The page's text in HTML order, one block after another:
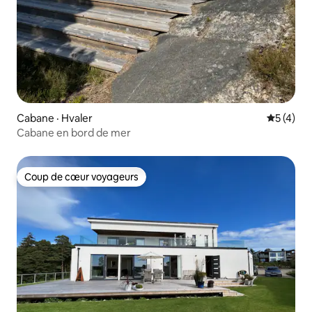
Cabane · Hvaler Note
5 (4)
Cabane en bord de mer
Coup de cœur voyageurs
Coup de cœur voyageurs